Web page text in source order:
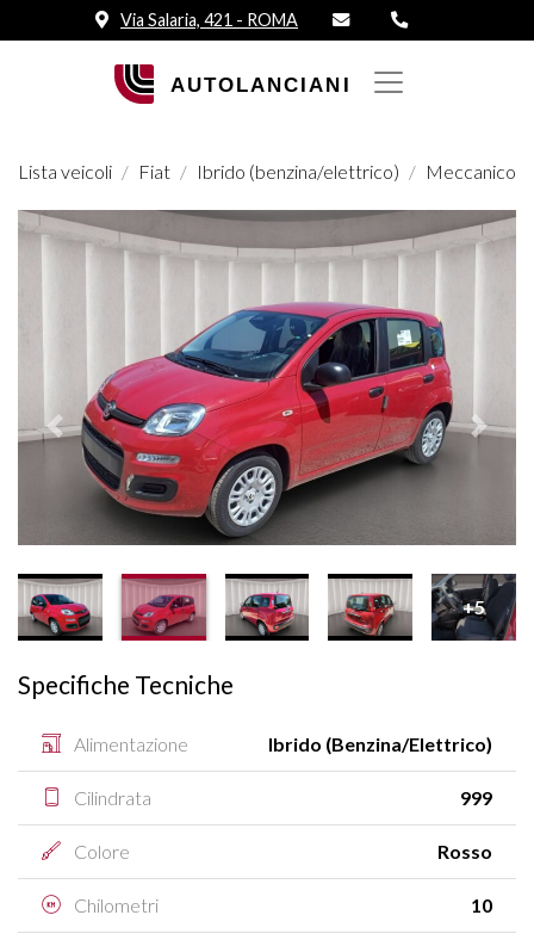
Via Salaria, 421 - ROMA
Lista veicoli Fiat Ibrido (benzina/elettrico) Meccanico
Prededente
+5
Specifiche Tecniche
Alimentazione Ibrido (Benzina/Elettrico)
Cilindrata 999
Colore Rosso
Chilometri 10